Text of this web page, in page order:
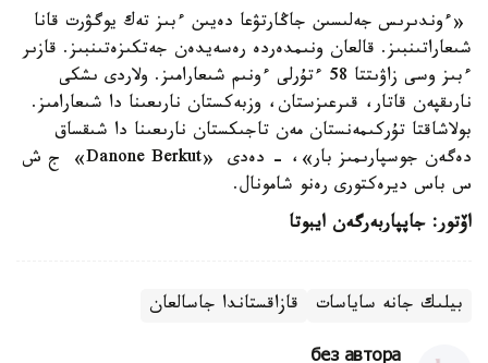
«ءوندىرىس جەلىسىن جاڭارتۋعا دەيىن ءبىز تەك يوگۋرت قانا
شىعاراتىنبىز. قالعان ونىمدەردە رەسەيدەن جەتكىزەتىنبىز. قازىر
ءبىز وسى زاۋىتتا 58 ءتۇرلى ءونىم شىعارامىز. ولاردى ىشكى
نارىقپەن قاتار، قىرعىزستان، وزبەكستان نارىعىنا دا شىعارامىز.
بولاشاقتا تۇركىمەنستان مەن تاجىكستان نارىعىنا دا شىقساق
دەگەن جوسپارىمىز بار»، - دەدى «Danone Berkut» ج ش
س باس ديرەكتورى رەنو شامونال.
اۆتور: جاپپاربەرگەن ايبوتا
بيلىك جانە ساياسات قازاقستاندا جاسالعان